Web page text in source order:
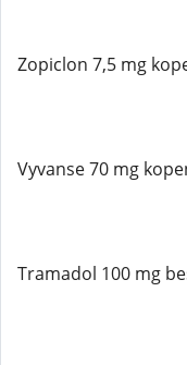
Zopiclon 7,5 mg
Vyvanse 70 mg
Tramadol 100 mg